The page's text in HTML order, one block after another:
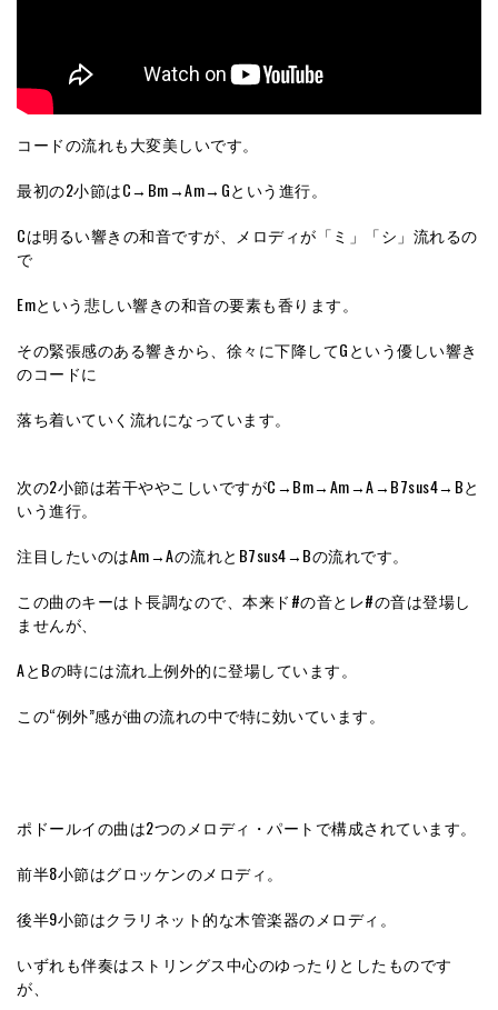
コードの流れも大変美しいです。
最初の2小節はC→Bm→Am→Gという進行。
Cは明るい響きの和音ですが、メロディが「ミ」「シ」流れるの
で
Emという悲しい響きの和音の要素も香ります。
その緊張感のある響きから、徐々に下降してGという優しい響き
のコードに
落ち着いていく流れになっています。
次の2小節は若干ややこしいですがC→Bm→Am→A→B7sus4→Bと
いう進行。
注目したいのはAm→Aの流れとB7sus4→Bの流れです。
この曲のキーはト長調なので、本来ド#の音とレ#の音は登場し
ませんが、
AとBの時には流れ上例外的に登場しています。
この“例外”感が曲の流れの中で特に効いています。
ポドールイの曲は2つのメロディ・パートで構成されています。
前半8小節はグロッケンのメロディ。
後半9小節はクラリネット的な木管楽器のメロディ。
いずれも伴奏はストリングス中心のゆったりとしたものです
が、